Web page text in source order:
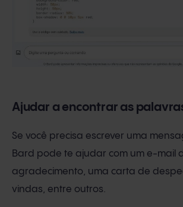
Ajudar a encontrar as
Se você precisa escrever uma
Bard pode te ajudar com um e-mail
agradecimento, uma carta de
vindas, entre outros.